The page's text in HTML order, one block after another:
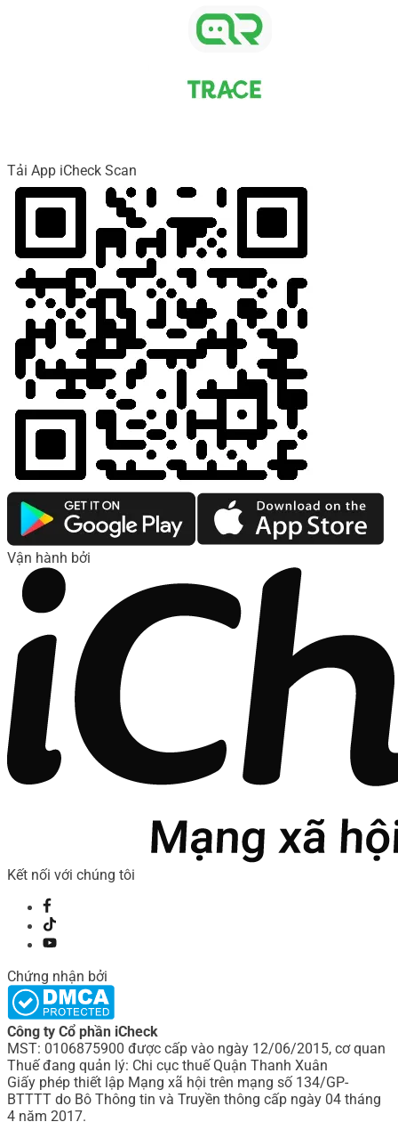
Tải App iCheck Scan
Vận hành bởi
Kết nối với chúng tôi
Chứng nhận bởi
Công ty Cổ phần iCheck
MST: 0106875900 được cấp vào ngày 12/06/2015, cơ quan
Thuế đang quản lý: Chi cục thuế Quận Thanh Xuân
Giấy phép thiết lập Mạng xã hội trên mạng số 134/GP-
BTTTT do Bô Thông tin và Truyền thông cấp ngày 04 tháng
4 năm 2017.